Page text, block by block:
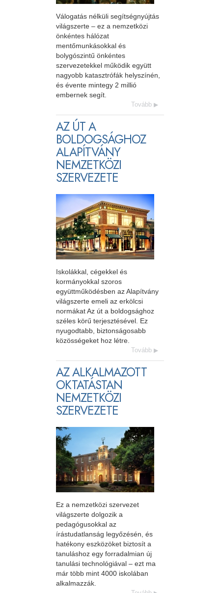
Válogatás nélküli segítségnyújtás
világszerte – ez a nemzetközi
önkéntes hálózat
mentőmunkásokkal és
bolygószintű önkéntes
szervezetekkel működik együtt
nagyobb katasztrófák helyszínén,
és évente mintegy 2 millió
embernek segít.
Tovább
AZ ÚT A
BOLDOGSÁGHOZ
ALAPÍTVÁNY
NEMZETKÖZI
SZERVEZETE
Iskolákkal, cégekkel és
kormányokkal szoros
együttműködésben az Alapítvány
világszerte emeli az erkölcsi
normákat Az út a boldogsághoz
széles körű terjesztésével. Ez
nyugodtabb, biztonságosabb
közösségeket hoz létre.
Tovább
AZ ALKALMAZOTT
OKTATÁSTAN
NEMZETKÖZI
SZERVEZETE
Ez a nemzetközi szervezet
világszerte dolgozik a
pedagógusokkal az
írástudatlanság legyőzésén, és
hatékony eszközöket biztosít a
tanuláshoz egy forradalmian új
tanulási technológiával – ezt ma
már több mint 4000 iskolában
alkalmazzák.